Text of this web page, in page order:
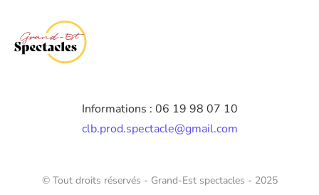
Informations : 06 19 98 07 10
clb.prod.spectacle@gmail.com
© Tout droits réservés - Grand-Est spectacles - 2025